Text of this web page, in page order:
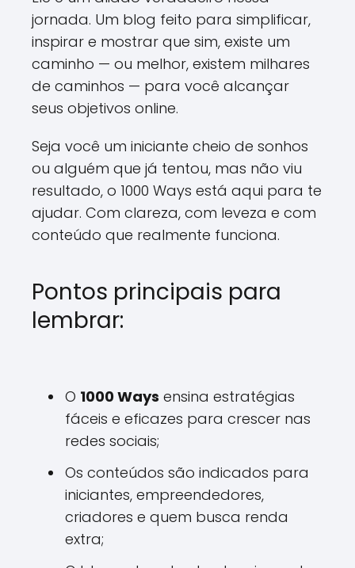
jornada. Um blog feito para simplificar,
inspirar e mostrar que sim, existe um
caminho — ou melhor, existem milhares
de caminhos — para você alcançar
seus objetivos online.
Seja você um iniciante cheio de sonhos
ou alguém que já tentou, mas não viu
resultado, o 1000 Ways está aqui para te
ajudar. Com clareza, com leveza e com
conteúdo que realmente funciona.
Pontos principais para
lembrar:
O 1000 Ways ensina estratégias
fáceis e eficazes para crescer nas
redes sociais;
Os conteúdos são indicados para
iniciantes, empreendedores,
criadores e quem busca renda
extra;